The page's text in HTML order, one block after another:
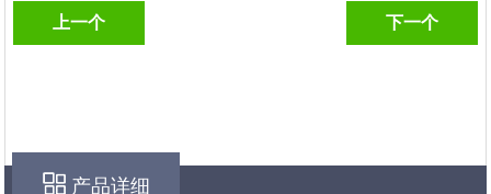
上一个 下一个
产品详细